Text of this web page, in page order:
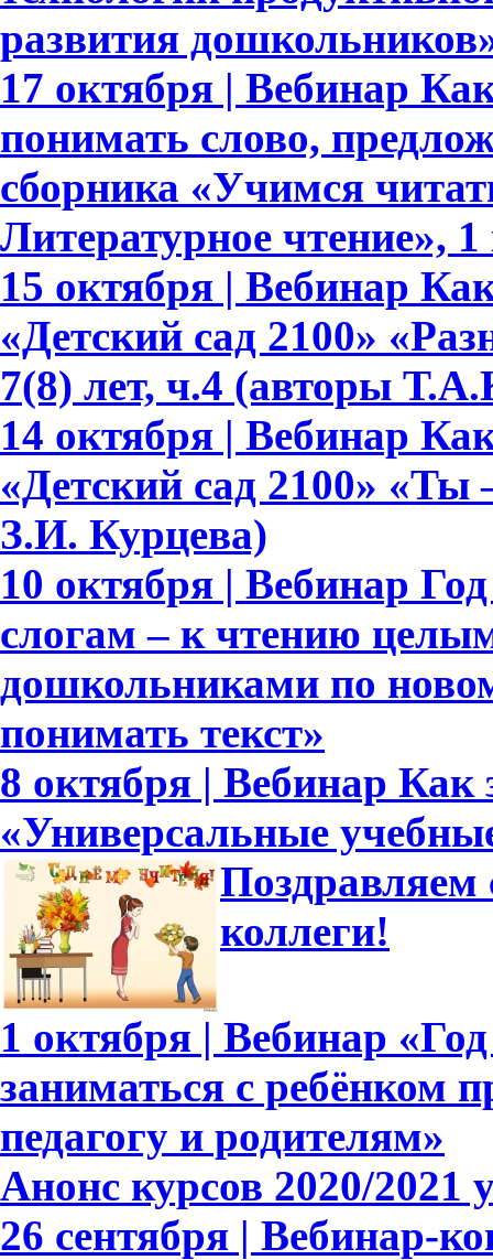
развития
17 октября | Вебинар
понимать слово,
сборника «Учимся
Литературное чтение», 1
15 октября | Вебинар
«Детский сад 2100»
7(8) лет, ч.4 (авторы
14 октября | Вебинар
«Детский сад 2100» «Ты
З.И. Курцева)
10 октября | Вебинар
слогам – к чтению
дошкольниками по
понимать текст»
8 октября | Вебинар Как
«Универсальные
Поздравляем
коллеги!
1 октября | Вебинар
заниматься с ребёнком
педагогу и родителям»
Анонс курсов 2020/2021
26 сентября | Вебинар-